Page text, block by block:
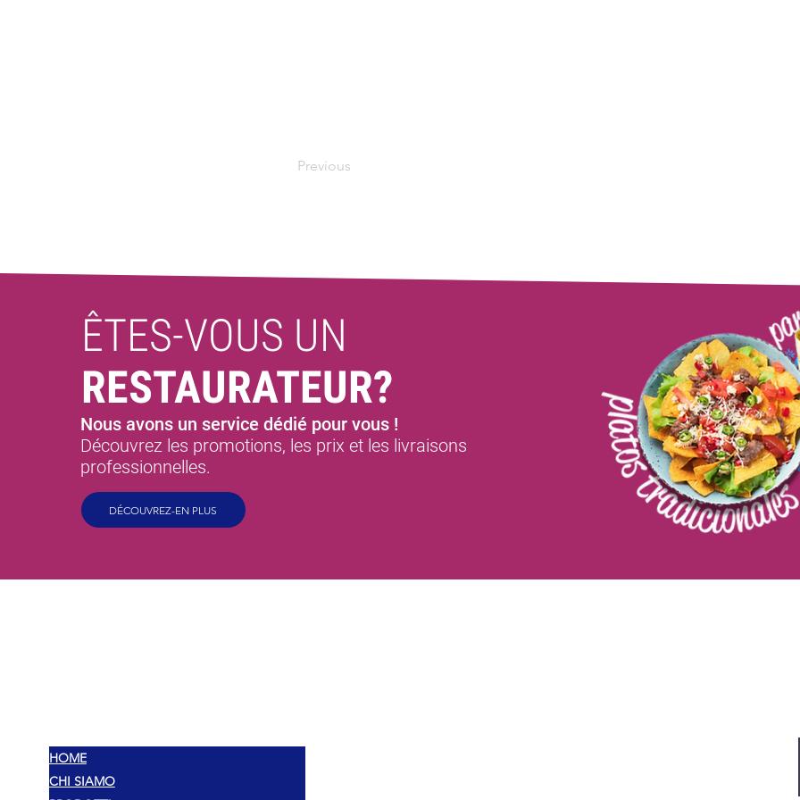
Previous
ÊTES-VOUS UN
RESTAURATEUR?
Nous avons un service dédié pour vous !
Découvrez les promotions, les prix et les livraisons
professionnelles.
DÉCOUVREZ-EN PLUS
HOME
CHI SIAMO